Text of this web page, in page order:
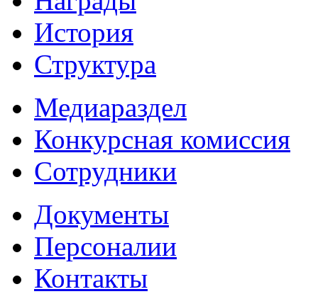
История
Структура
Медиараздел
Конкурсная комиссия
Сотрудники
Документы
Персоналии
Контакты